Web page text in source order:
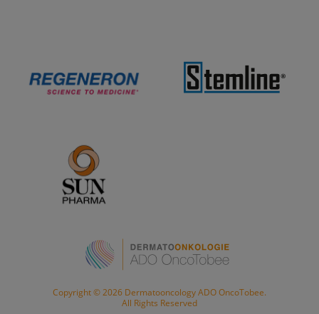
Copyright © 2026 Dermatooncology ADO OncoTobee.
All Rights Reserved